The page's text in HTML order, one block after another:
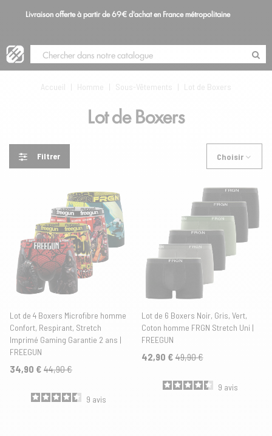
Livraison offerte à partir de 69€ d'achat en France métropolitaine
Accueil | Homme | Sous-Vêtements | Lot de Boxers
Lot de Boxers
Filtrer Choisir
Lot de 4 Boxers Microfibre homme
Confort, Respirant, Stretch
Imprimé Gaming Garantie 2 ans |
FREEGUN
34,90 € 44,90 €
9 avis
Lot de 6 Boxers Noir, Gris, Vert,
Coton homme FRGN Stretch Uni |
FREEGUN
42,90 € 49,90 €
9 avis